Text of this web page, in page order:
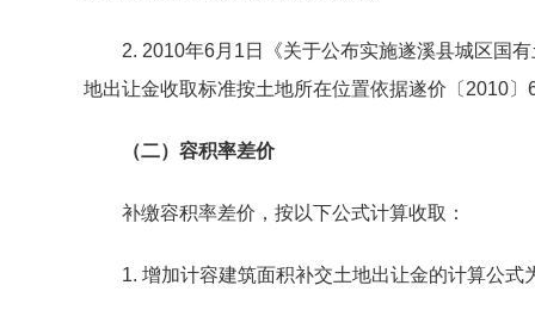
2. 2010年6月1日《关于公布实施遂溪县城区国有
地出让金收取标准按土地所在位置依据遂价〔2010
（二）容积率差价
补缴容积率差价，按以下公式计算收取：
1. 增加计容建筑面积补交土地出让金的计算公式